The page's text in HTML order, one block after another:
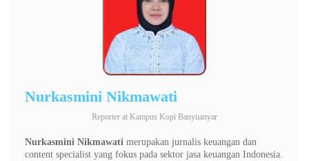
Nurkasmini Nikmawati
Reporter at Kampus Kopi Banyuanyar
Nurkasmini Nikmawati merupakan jurnalis keuangan dan
content specialist yang fokus pada sektor jasa keuangan Indonesia.